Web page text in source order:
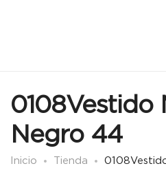
0108Vestido
Negro 44
Inicio Tienda